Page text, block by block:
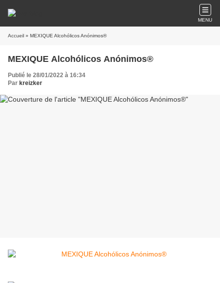
MENU
Accueil » MEXIQUE Alcohólicos Anónimos®
MEXIQUE Alcohólicos Anónimos®
Publié le 28/01/2022 à 16:34
Par kreizker